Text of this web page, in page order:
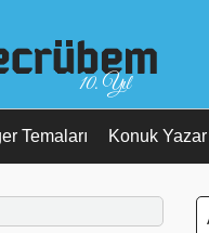
10. Yıl
Temaları Konuk Yazar